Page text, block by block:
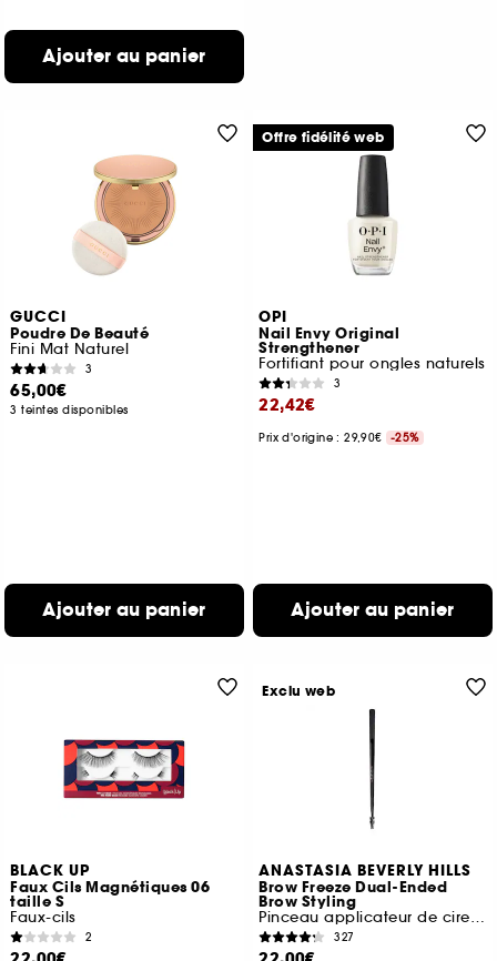
Ajouter au panier
GUCCI
Poudre De Beauté
Fini Mat Naturel
3
65,00€
3 teintes disponibles
Ajouter au panier
OPI
Nail Envy Original
Strengthener
Fortifiant pour ongles naturels
3
22,42€
Prix d'origine : 29,90€ -25%
Ajouter au panier
Offre fidélité web
BLACK UP
Faux Cils Magnétiques 06
taille S
Faux-cils
2
ANASTASIA BEVERLY HILLS
Brow Freeze Dual-Ended
Brow Styling
Pinceau applicateur de cire sourcils
327
Exclu web